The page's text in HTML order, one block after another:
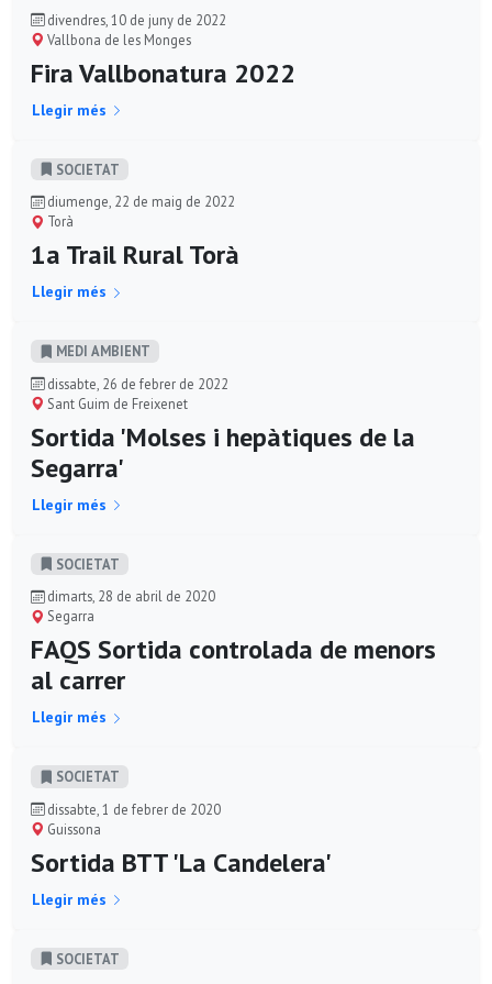
divendres, 10 de juny de 2022
Vallbona de les Monges
Fira Vallbonatura 2022
Llegir més
SOCIETAT
diumenge, 22 de maig de 2022
Torà
1a Trail Rural Torà
Llegir més
MEDI AMBIENT
dissabte, 26 de febrer de 2022
Sant Guim de Freixenet
Sortida 'Molses i hepàtiques de la
Segarra'
Llegir més
SOCIETAT
dimarts, 28 de abril de 2020
Segarra
FAQS Sortida controlada de menors
al carrer
Llegir més
SOCIETAT
dissabte, 1 de febrer de 2020
Guissona
Sortida BTT 'La Candelera'
Llegir més
SOCIETAT